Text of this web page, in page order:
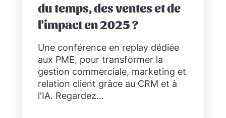
du temps, des ventes et de
l'impact en 2025 ?
Une conférence en replay dédiée
aux PME, pour transformer la
gestion commerciale, marketing et
relation client grâce au CRM et à
l'IA. Regardez...